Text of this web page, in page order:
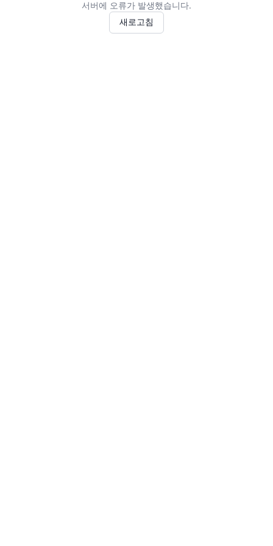
서버에 오류가 발생했습니다.
새로고침